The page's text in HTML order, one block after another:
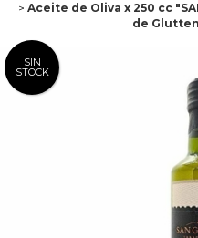
> Aceite de Oliva x 250 cc
de Glutten
SIN
STOCK